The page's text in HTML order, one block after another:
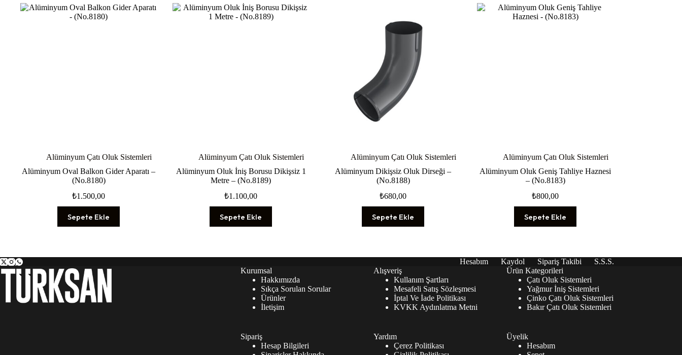
Alüminyum Çatı Oluk Sistemleri
Alüminyum Oval Balkon Gider Aparatı –
(No.8180)
₺1.500,00
Sepete Ekle
Alüminyum Çatı Oluk Sistemleri
Alüminyum Oluk İniş Borusu Dikişsiz 1
Metre – (No.8189)
₺1.100,00
Sepete Ekle
Alüminyum Çatı Oluk Sistemleri
Alüminyum Dikişsiz Oluk Dirseği –
(No.8188)
₺680,00
Sepete Ekle
Alüminyum Çatı Oluk Sistemleri
Alüminyum Oluk Geniş Tahliye Haznesi
– (No.8183)
₺800,00
Sepete Ekle
Hesabım Kaydol Sipariş Takibi
S.S.S.
Kurumsal
Hakkımızda
Sıkça Sorulan Sorular
Ürünler
İletişim
Sipariş
Hesap Bilgileri
Alışveriş
Kullanım Şartları
Mesafeli Satış Sözleşmesi
İptal Ve İade Politikası
KVKK Aydınlatma Metni
Yardım
Çerez Politikası
Ürün Kategorileri
Çatı Oluk Sistemleri
Yağmur İniş Sistemleri
Çinko Çatı Oluk Sistemleri
Bakır Çatı Oluk Sistemleri
Üyelik
Hesabım